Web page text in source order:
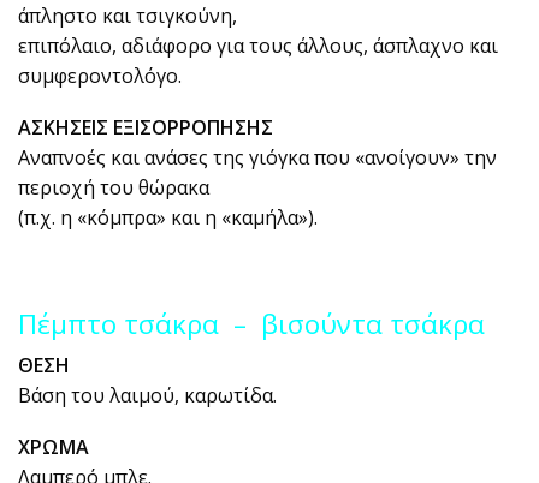
άπληστο και τσιγκούνη,
επιπόλαιο, αδιάφορο για τους άλλους, άσπλαχνο και
συμφεροντολόγο.
ΑΣΚΗΣΕΙΣ ΕΞΙΣΟΡΡΟΠΗΣΗΣ
Αναπνοές και ανάσες της γιόγκα που «ανοίγουν» την
περιοχή του θώρακα
(π.χ. η «κόμπρα» και η «καμήλα»).
Πέμπτο τσάκρα – βισούντα τσάκρα
ΘΕΣΗ
Βάση του λαιμού, καρωτίδα.
ΧΡΩΜΑ
Λαμπερό μπλε.